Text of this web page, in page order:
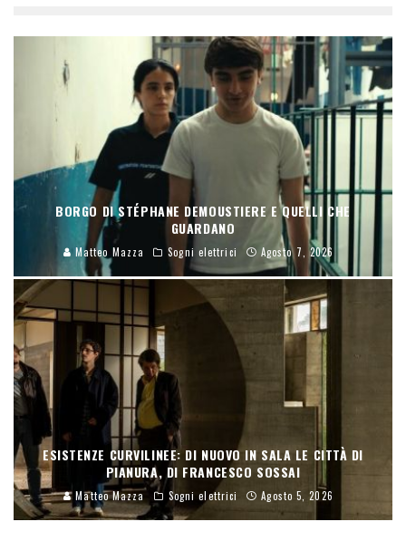
BORGO DI STÉPHANE DEMOUSTIERE E QUELLI CHE
GUARDANO
Matteo Mazza Sogni elettrici Agosto 7, 2026
ESISTENZE CURVILINEE: DI NUOVO IN SALA LE CITTÀ DI
PIANURA, DI FRANCESCO SOSSAI
Matteo Mazza Sogni elettrici Agosto 5, 2026